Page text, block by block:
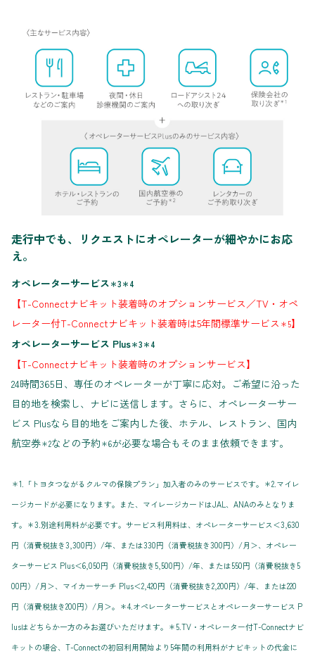
走行中でも、リクエストにオペレーターが細やかにお応
え。
オペレーターサービス＊3＊4
【T-Connectナビキット装着時のオプションサービス／TV・オペ
レーター付T-Connectナビキット装着時は5年間標準サービス ＊5】
オペレーターサービス Plus＊3＊4
【T-Connectナビキット装着時のオプションサービス】
24時間365日、専任のオペレーターが丁寧に応対。ご希望に沿った
目的地を検索し、ナビに送信します。さらに、オペレーターサー
ビス Plusなら目的地をご案内した後、ホテル、レストラン、国内
航空券＊2などの予約＊6が必要な場合もそのまま依頼できます。
＊1.「トヨタつながるクルマの保険プラン」加入者のみのサービスです。＊2.マイレ
ージカードが必要になります。また、マイレージカードはJAL、ANAのみとなりま
す。＊3.別途利用料が必要です。サービス利用料は、オペレーターサービス＜3,630
円（消費税抜き3,300円）/年、または330円（消費税抜き300円）/月＞、オペレー
ターサービス Plus＜6,050円（消費税抜き5,500円）/年、または550円（消費税抜き5
00円）/月＞、マイカーサーチ Plus＜2,420円（消費税抜き2,200円）/年、または220
円（消費税抜き200円）/月＞。＊4.オペレーターサービスとオペレーターサービス P
lusはどちらか一方のみお選びいただけます。＊5.TV・オペレーター付T-Connectナビ
キットの場合、T-Connectの初回利用開始より5年間の利用料がナビキットの代金に